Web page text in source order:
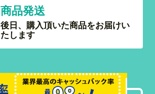
商品発送
後日、購入頂いた商品をお届けい
たします